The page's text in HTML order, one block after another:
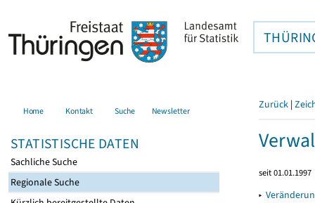
Home Kontakt Suche Newsletter
STATISTISCHE DATEN
Sachliche Suche
Regionale Suche
Zurück |
seit 01.01.1997
▸